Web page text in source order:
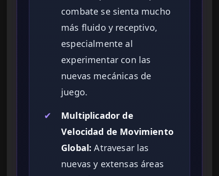
combate se sienta mucho
más fluido y receptivo,
especialmente al
experimentar con las
nuevas mecánicas de
juego.
✔
Multiplicador de
Velocidad de Movimiento
Global: Atravesar las
nuevas y extensas áreas